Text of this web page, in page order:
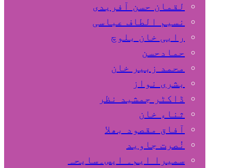
لقمان حسن آفریدی
نسیم الطاف عباسی
رابی خان بلوچ
حمادحسن
محمد زبیر خان
بشری نواز
ڈاکٹر جمشید نظر
ثناء خان
آفاق مقصود بھلا
نُصرت جاوید
سمیرا ایم۔ ایس۔سایحہ